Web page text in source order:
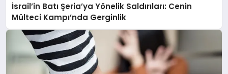
İsrail’in Batı Şeria’ya Yönelik Saldırıları: Cenin
Mülteci Kampı’nda Gerginlik